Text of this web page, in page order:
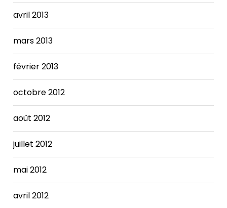
avril 2013
mars 2013
février 2013
octobre 2012
août 2012
juillet 2012
mai 2012
avril 2012